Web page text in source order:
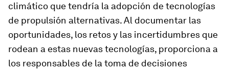
climático que tendría la adopción de tecnologías
de propulsión alternativas. Al documentar las
oportunidades, los retos y las incertidumbres que
rodean a estas nuevas tecnologías, proporciona a
los responsables de la toma de decisiones